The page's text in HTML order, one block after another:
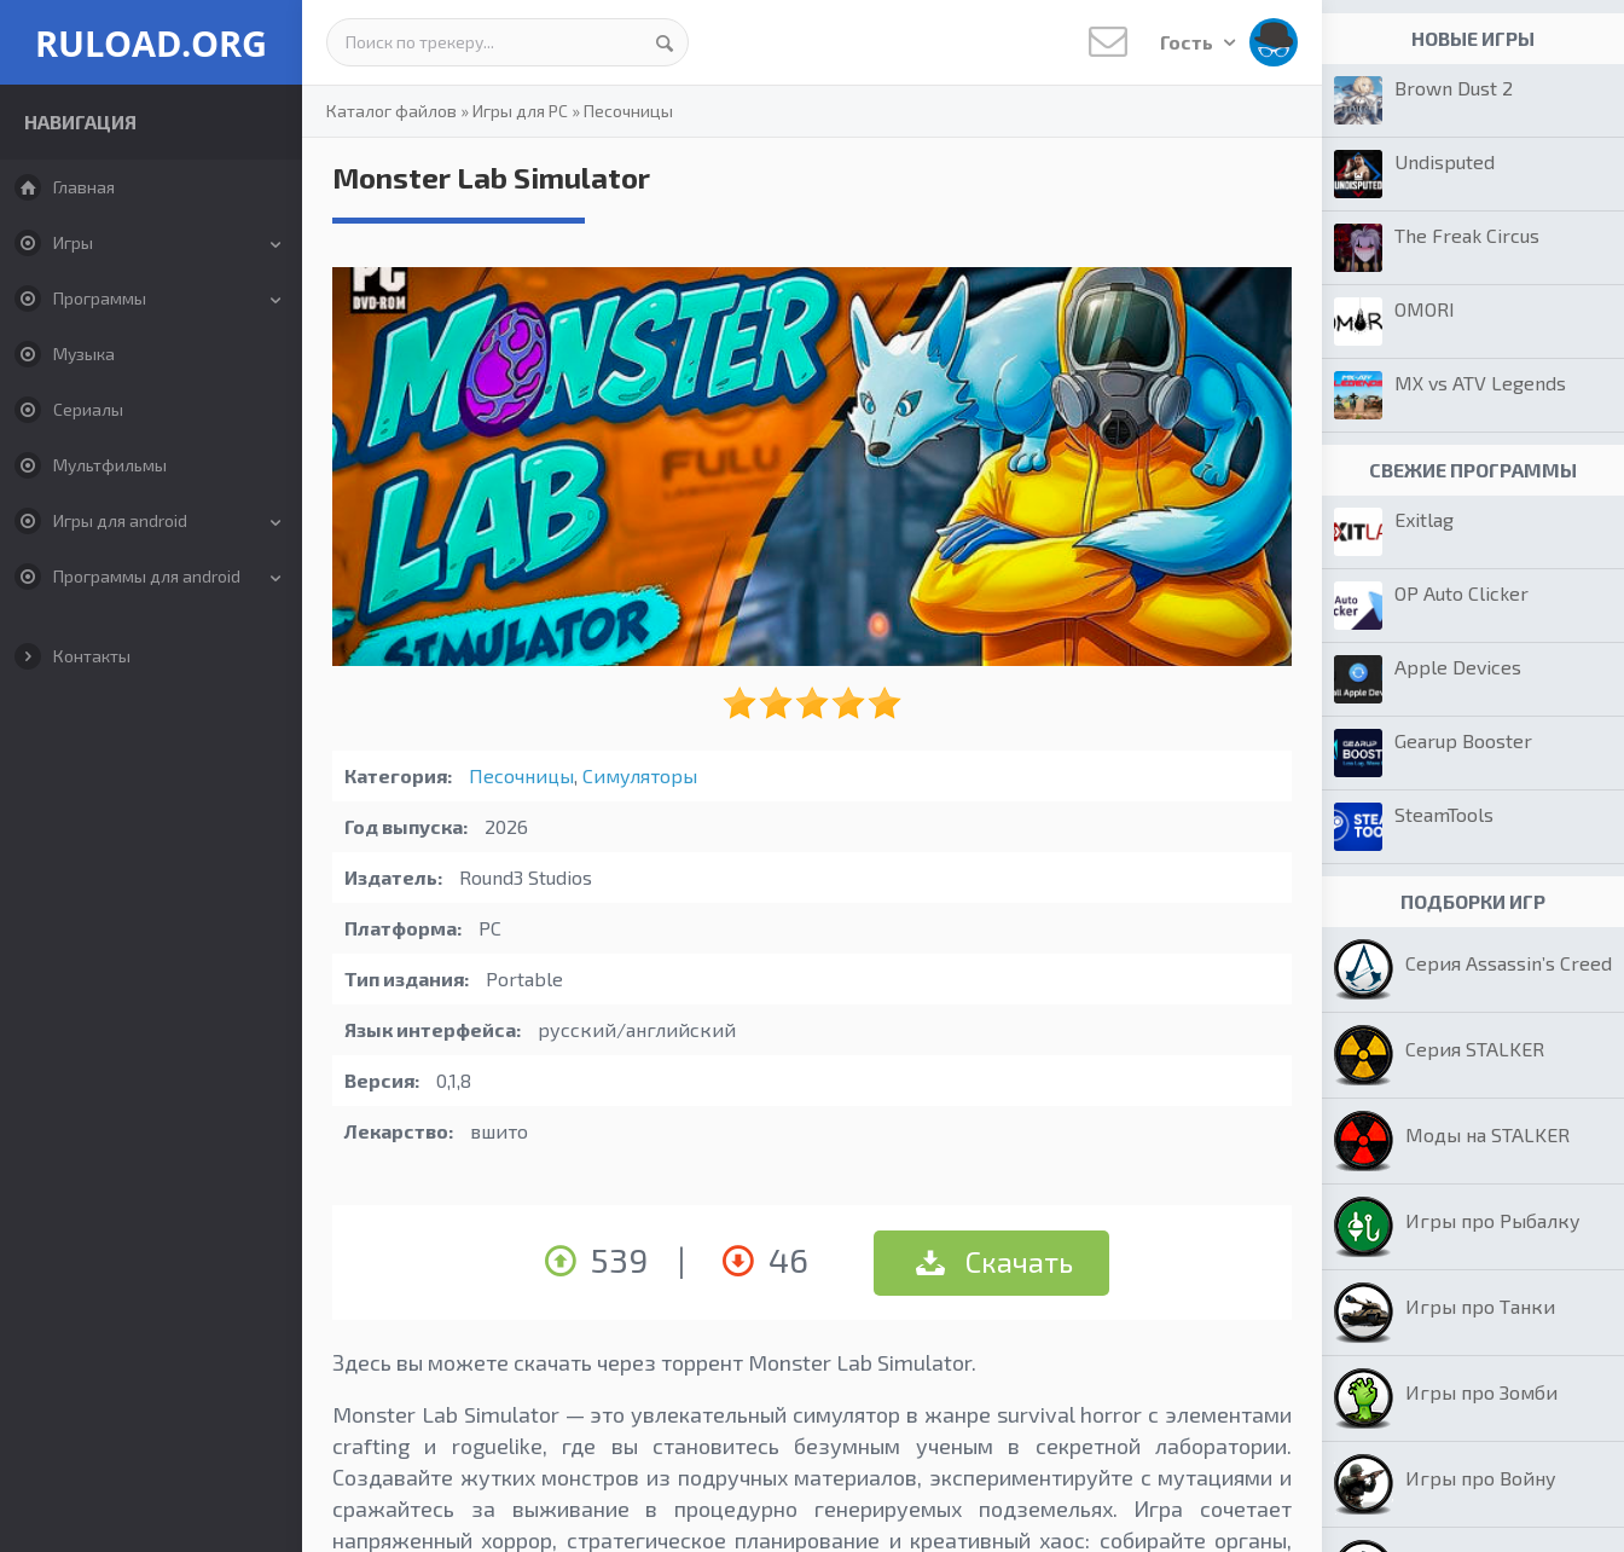
RULOAD.ORG
НАВИГАЦИЯ
Главная
Игры
Программы
Музыка
Сериалы
Мультфильмы
Игры для android
Программы для android
Контакты
Гость
Каталог файлов »Игры для PC »Песочницы
Monster Lab Simulator
Категория: Песочницы, Симуляторы
Год выпуска: 2026
Издатель: Round3 Studios
Платформа: PC
Тип издания: Portable
Язык интерфейса: русский/английский
Версия: 0,1,8
Лекарство: вшито
539 | 46 Скачать
Здесь вы можете скачать через торрент Monster Lab Simulator.
Monster Lab Simulator — это увлекательный симулятор в жанре survival horror с элементами
crafting и roguelike, где вы становитесь безумным ученым в секретной лаборатории.
Создавайте жутких монстров из подручных материалов, экспериментируйте с мутациями и
сражайтесь за выживание в процедурно генерируемых подземельях. Игра сочетает
напряженный хоррор, стратегическое планирование и креативный хаос: собирайте органы,
НОВЫЕ ИГРЫ
Brown Dust 2
Undisputed
The Freak Circus
OMORI
MX vs ATV Legends
СВЕЖИЕ ПРОГРАММЫ
Exitlag
OP Auto Clicker
Apple Devices
Gearup Booster
SteamTools
ПОДБОРКИ ИГР
Серия Assassin’s Creed
Серия STALKER
Моды на STALKER
Игры про Рыбалку
Игры про Танки
Игры про Зомби
Игры про Войну